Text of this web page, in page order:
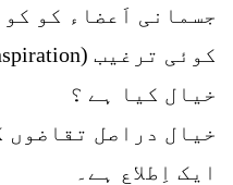
جسمانی اَعضاء کو
کوئی ترغیب (Inspiration) نہیں دیتا۔
خیال کیا ہے ؟
خیال دراصل تقاضوں
ایک اِطلاع ہے۔